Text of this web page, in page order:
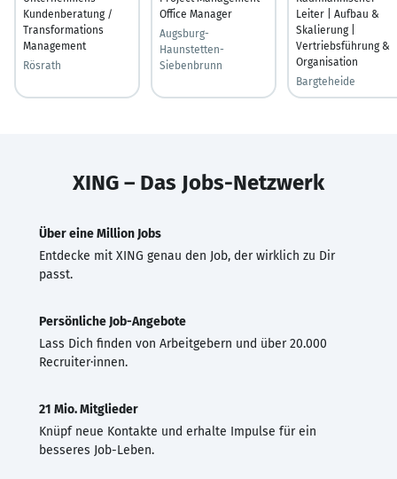
Kundenberatung /
Transformations
Management
Rösrath
Office Manager
Augsburg-
Haunstetten-
Siebenbrunn
Leiter | Aufbau &
Skalierung |
Vertriebsführung &
Organisation
Bargteheide
XING – Das Jobs-Netzwerk
Über eine Million Jobs
Entdecke mit XING genau den Job, der wirklich zu Dir
passt.
Persönliche Job-Angebote
Lass Dich finden von Arbeitgebern und über 20.000
Recruiter·innen.
21 Mio. Mitglieder
Knüpf neue Kontakte und erhalte Impulse für ein
besseres Job-Leben.